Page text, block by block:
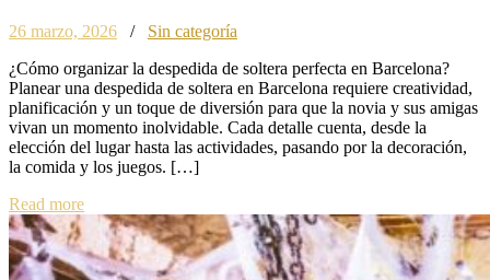
26 marzo, 2026 / Sin categoría
¿Cómo organizar la despedida de soltera perfecta en Barcelona?
Planear una despedida de soltera en Barcelona requiere creatividad,
planificación y un toque de diversión para que la novia y sus amigas
vivan un momento inolvidable. Cada detalle cuenta, desde la
elección del lugar hasta las actividades, pasando por la decoración,
la comida y los juegos. […]
Read more